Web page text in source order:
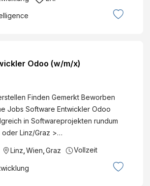
Odoo (w/m/x)
Finden Gemerkt Beworben
Jobs Software Entwickler Odoo
in Softwareprojekten rundum
oder Linz/Graz >…
Linz Wien Graz Vollzeit